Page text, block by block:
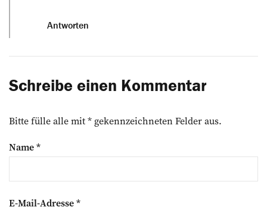
Antworten
Schreibe einen Kommentar
Bitte fülle alle mit * gekennzeichneten Felder aus.
Name*
E-Mail-Adresse*